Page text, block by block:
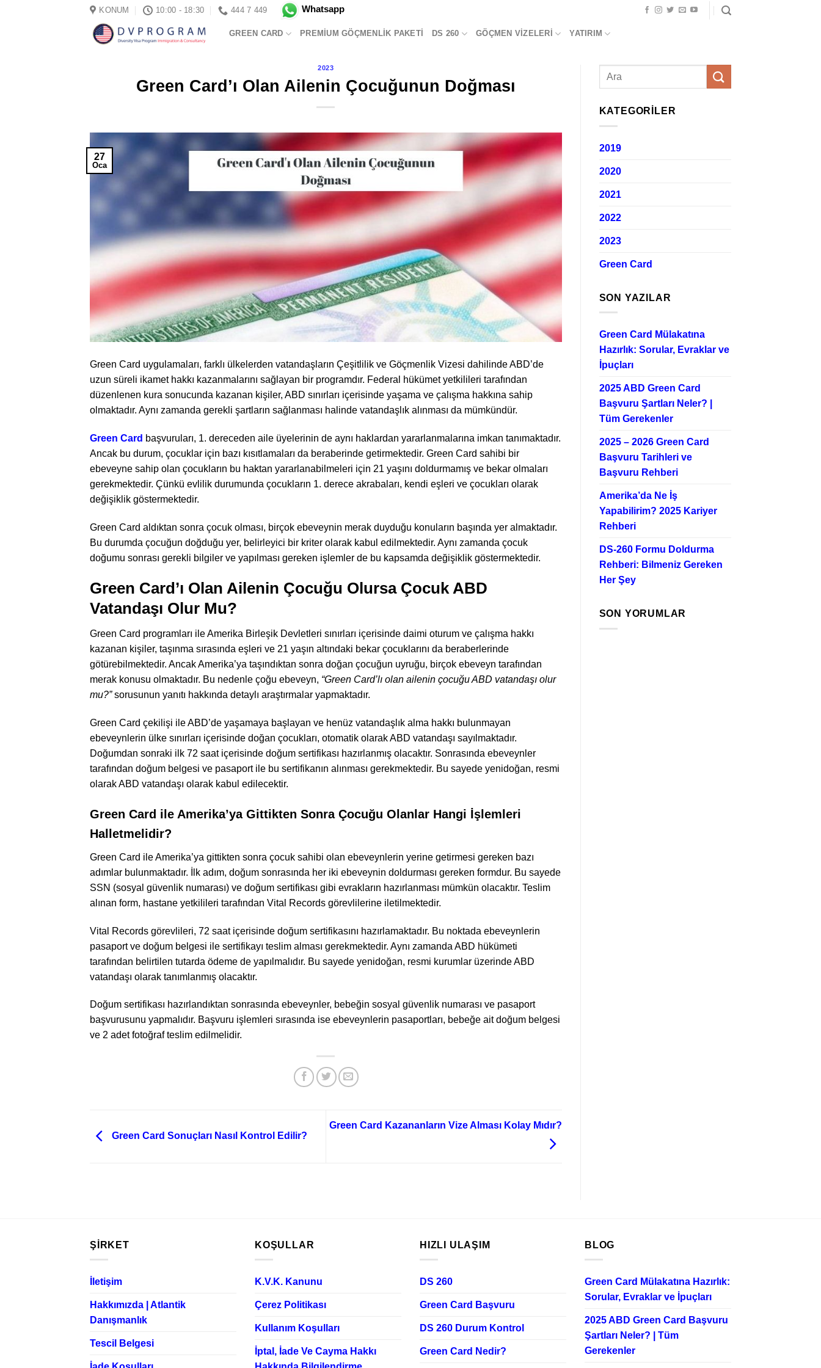
KONUM 10:00 - 18:30 444 7 449 Whatsapp
GREEN CARD PREMIUM GÖÇMENLIK PAKETI DS 260 GÖÇMEN VIZELERI YATIRIM
2023
Green Card’ı Olan Ailenin Çocuğunun Doğması
27
Oca
Green Card uygulamaları, farklı ülkelerden vatandaşların Çeşitlilik ve Göçmenlik Vizesi dahilinde ABD’de
uzun süreli ikamet hakkı kazanmalarını sağlayan bir programdır. Federal hükümet yetkilileri tarafından
düzenlenen kura sonucunda kazanan kişiler, ABD sınırları içerisinde yaşama ve çalışma hakkına sahip
olmaktadır. Aynı zamanda gerekli şartların sağlanması halinde vatandaşlık alınması da mümkündür.
Green Card başvuruları, 1. dereceden aile üyelerinin de aynı haklardan yararlanmalarına imkan tanımaktadır.
Ancak bu durum, çocuklar için bazı kısıtlamaları da beraberinde getirmektedir. Green Card sahibi bir
ebeveyne sahip olan çocukların bu haktan yararlanabilmeleri için 21 yaşını doldurmamış ve bekar olmaları
gerekmektedir. Çünkü evlilik durumunda çocukların 1. derece akrabaları, kendi eşleri ve çocukları olarak
değişiklik göstermektedir.
Green Card aldıktan sonra çocuk olması, birçok ebeveynin merak duyduğu konuların başında yer almaktadır.
Bu durumda çocuğun doğduğu yer, belirleyici bir kriter olarak kabul edilmektedir. Aynı zamanda çocuk
doğumu sonrası gerekli bilgiler ve yapılması gereken işlemler de bu kapsamda değişiklik göstermektedir.
Green Card’ı Olan Ailenin Çocuğu Olursa Çocuk ABD
Vatandaşı Olur Mu?
Green Card programları ile Amerika Birleşik Devletleri sınırları içerisinde daimi oturum ve çalışma hakkı
kazanan kişiler, taşınma sırasında eşleri ve 21 yaşın altındaki bekar çocuklarını da beraberlerinde
götürebilmektedir. Ancak Amerika’ya taşındıktan sonra doğan çocuğun uyruğu, birçok ebeveyn tarafından
merak konusu olmaktadır. Bu nedenle çoğu ebeveyn, “Green Card’lı olan ailenin çocuğu ABD vatandaşı olur
mu?”sorusunun yanıtı hakkında detaylı araştırmalar yapmaktadır.
Green Card çekilişi ile ABD’de yaşamaya başlayan ve henüz vatandaşlık alma hakkı bulunmayan
ebeveynlerin ülke sınırları içerisinde doğan çocukları, otomatik olarak ABD vatandaşı sayılmaktadır.
Doğumdan sonraki ilk 72 saat içerisinde doğum sertifikası hazırlanmış olacaktır. Sonrasında ebeveynler
tarafından doğum belgesi ve pasaport ile bu sertifikanın alınması gerekmektedir. Bu sayede yenidoğan, resmi
olarak ABD vatandaşı olarak kabul edilecektir.
Green Card ile Amerika’ya Gittikten Sonra Çocuğu Olanlar Hangi İşlemleri
Halletmelidir?
Green Card ile Amerika’ya gittikten sonra çocuk sahibi olan ebeveynlerin yerine getirmesi gereken bazı
adımlar bulunmaktadır. İlk adım, doğum sonrasında her iki ebeveynin doldurması gereken formdur. Bu sayede
SSN (sosyal güvenlik numarası) ve doğum sertifikası gibi evrakların hazırlanması mümkün olacaktır. Teslim
alınan form, hastane yetkilileri tarafından Vital Records görevlilerine iletilmektedir.
Vital Records görevlileri, 72 saat içerisinde doğum sertifikasını hazırlamaktadır. Bu noktada ebeveynlerin
pasaport ve doğum belgesi ile sertifikayı teslim alması gerekmektedir. Aynı zamanda ABD hükümeti
tarafından belirtilen tutarda ödeme de yapılmalıdır. Bu sayede yenidoğan, resmi kurumlar üzerinde ABD
vatandaşı olarak tanımlanmış olacaktır.
Doğum sertifikası hazırlandıktan sonrasında ebeveynler, bebeğin sosyal güvenlik numarası ve pasaport
başvurusunu yapmalıdır. Başvuru işlemleri sırasında ise ebeveynlerin pasaportları, bebeğe ait doğum belgesi
ve 2 adet fotoğraf teslim edilmelidir.
Green Card Sonuçları Nasıl Kontrol Edilir?
Green Card Kazananların Vize Alması Kolay Mıdır?
KATEGORILER
2019
2020
2021
2022
2023
Green Card
SON YAZILAR
Green Card Mülakatına
Hazırlık: Sorular, Evraklar ve
İpuçları
2025 ABD Green Card
Başvuru Şartları Neler? |
Tüm Gerekenler
2025 – 2026 Green Card
Başvuru Tarihleri ve
Başvuru Rehberi
Amerika’da Ne İş
Yapabilirim? 2025 Kariyer
Rehberi
DS-260 Formu Doldurma
Rehberi: Bilmeniz Gereken
Her Şey
SON YORUMLAR
ŞIRKET
İletişim
Hakkımızda | Atlantik
Danışmanlık
Tescil Belgesi
KOŞULLAR
K.V.K. Kanunu
Çerez Politikası
Kullanım Koşulları
İptal, İade Ve Cayma Hakkı
HIZLI ULAŞIM
DS 260
Green Card Başvuru
DS 260 Durum Kontrol
Green Card Nedir?
BLOG
Green Card Mülakatına Hazırlık:
Sorular, Evraklar ve İpuçları
2025 ABD Green Card Başvuru
Şartları Neler? | Tüm
Gerekenler